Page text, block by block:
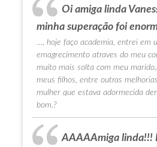
Oi amiga linda
minha superação foi
…, hoje faço academia, entrei em
emagrecimento atraves do meu
muito mais solta com meu
meus filhos, entre outras
mulher que estava adormecida
bom.?
AAAAAmiga linda!!!